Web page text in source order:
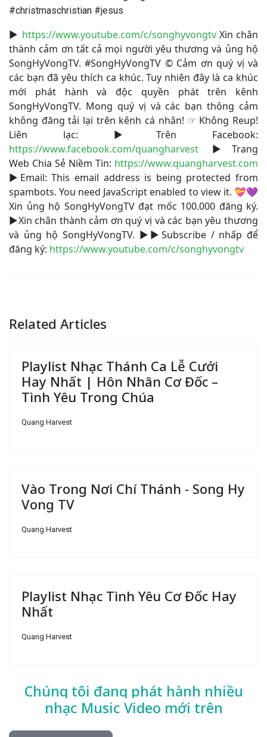
#christmaschristian #jesus
▶ https://www.youtube.com/c/songhyvongtv​ Xin chân
thành cảm ơn tất cả mọi người yêu thương và ủng hộ
SongHyVongTV. #SongHyVongTV​ © Cảm ơn quý vị và
các bạn đã yêu thích ca khúc. Tuy nhiên đây là ca khúc
mới phát hành và độc quyền phát trên kênh
SongHyVongTV. Mong quý vị và các bạn thông cảm
không đăng tải lại trên kênh cá nhân! ☞ Không Reup!
Liên lạc: ▶Trên Facebook:
https://www.facebook.com/quangharvest ▶Trang
Web Chia Sẻ Niềm Tin: https://www.quangharvest.com
▶Email:This email address is being protected from
spambots. You need JavaScript enabled to view it. 💝💜
Xin ủng hộ SongHyVongTV đạt mốc 100.000 đăng ký.
▶Xin chân thành cảm ơn quý vị và các bạn yêu thương
và ủng hộ SongHyVongTV. ▶▶Subscribe / nhấp để
đăng ký: https://www.youtube.com/c/songhyvongtv
Related Articles
Playlist Nhạc Thánh Ca Lễ Cưới
Hay Nhất | Hôn Nhân Cơ Đốc –
Tình Yêu Trong Chúa
Quang Harvest
Vào Trong Nơi Chí Thánh - Song Hy
Vong TV
Quang Harvest
Playlist Nhạc Tình Yêu Cơ Đốc Hay
Nhất
Quang Harvest
Chúng tôi đang phát hành nhiều
nhạc Music Video mới trên